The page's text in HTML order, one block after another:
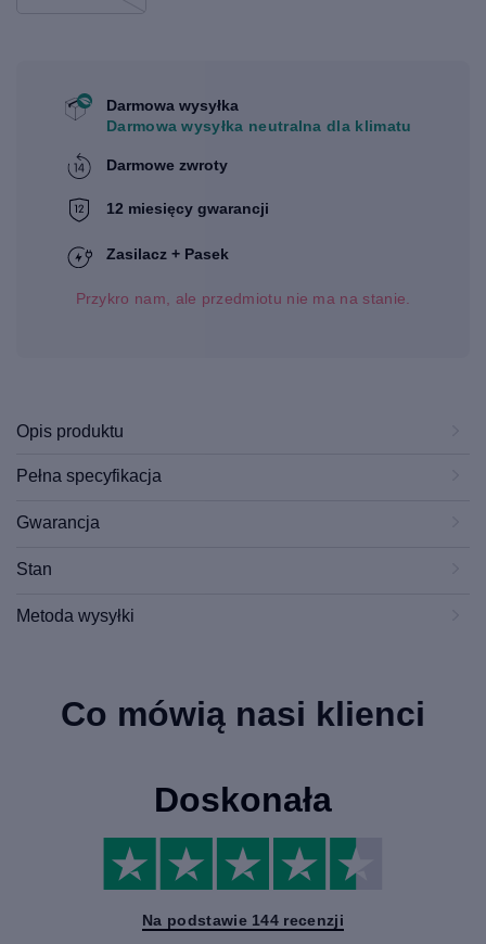
Darmowa wysyłka
Darmowa wysyłka neutralna dla klimatu
Darmowe zwroty
12 miesięcy gwarancji
Zasilacz + Pasek
Przykro nam, ale przedmiotu nie ma na stanie.
Opis produktu
Pełna specyfikacja
Gwarancja
Stan
Metoda wysyłki
Co mówią nasi klienci
Doskonała
Na podstawie 144 recenzji